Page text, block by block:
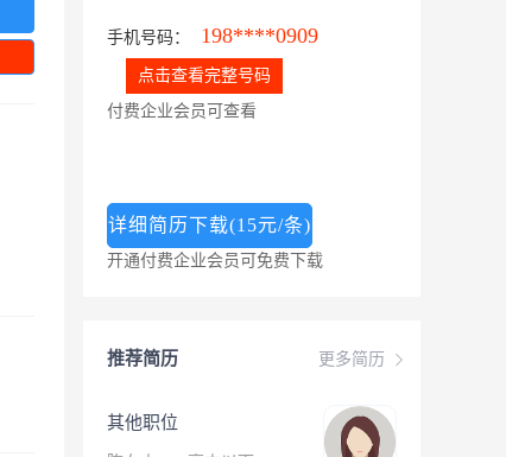
手机号码： 198****0909
点击查看完整号码
付费企业会员可查看
详细简历下载(15元/条)
开通付费企业会员可免费下载
更多简历
推荐简历
其他职位